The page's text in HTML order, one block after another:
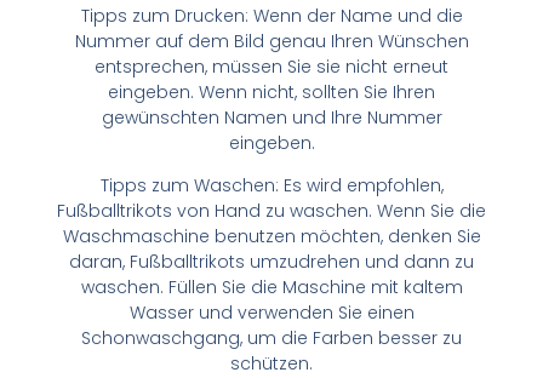
Tipps zum Drucken: Wenn der Name und die
Nummer auf dem Bild genau Ihren Wünschen
entsprechen, müssen Sie sie nicht erneut
eingeben. Wenn nicht, sollten Sie Ihren
gewünschten Namen und Ihre Nummer
eingeben.
Tipps zum Waschen: Es wird empfohlen,
Fußballtrikots von Hand zu waschen. Wenn Sie die
Waschmaschine benutzen möchten, denken Sie
daran, Fußballtrikots umzudrehen und dann zu
waschen. Füllen Sie die Maschine mit kaltem
Wasser und verwenden Sie einen
Schonwaschgang, um die Farben besser zu
schützen.